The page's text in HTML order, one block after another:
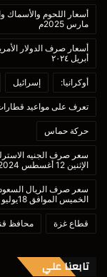
مارس 2025م
أبريل ٢٠٢٤
أوكرانيا: إسرائيل
تعرف على مواعيد قطارات السكة
حركة حماس
سعر صرف الجنيه
الإثنين 12 أغسطس 2024م
سعر صرف الريال السعودي
الخميس الموافق 18يوليو 2024م
قطاع غزة محافظ
تابعنا علي